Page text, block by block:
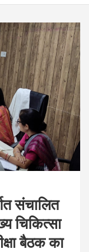
संचालित
चिकित्सा
बैठक का